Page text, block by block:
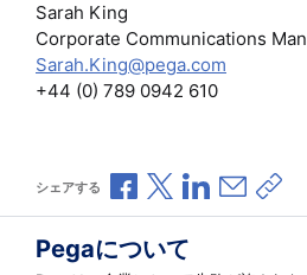
Sarah King
Corporate Communications
Sarah.King@pega.com
+44 (0) 789 0942 610
シェアする Facebookで共有
Xで共有LinkedInで
メール
共
Pegaについて